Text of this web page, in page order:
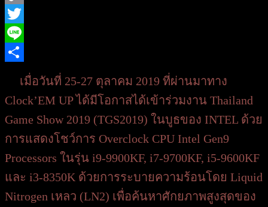
Copy
Link
Twitter
Line
เมื่อวันที่ 25-27 ตุลาคม 2019 ที่ผ่านมาทาง
Clock’EM UP ได้มีโอกาสได้เข้าร่วมงาน Thailand
Game Show 2019 (TGS2019) ในบูธของ INTEL ด้วย
การแสดงโชว์การ Overclock CPU Intel Gen9
Processors ในรุ่น i9-9900KF, i7-9700KF, i5-9600KF
และ i3-8350K ด้วยการระบายความร้อนโดย Liquid
Nitrogen เหลว (LN2) เพื่อค้นหาศักยภาพสูงสุดของ